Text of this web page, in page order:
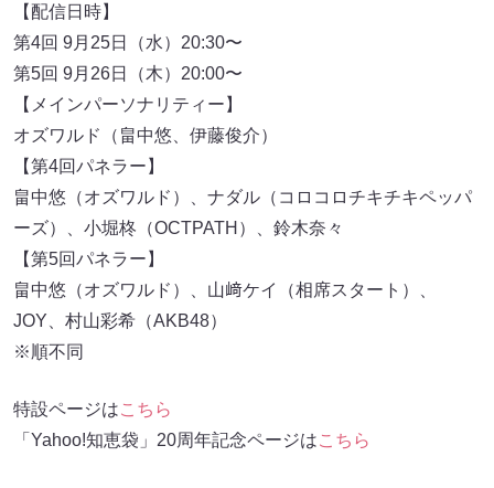
【配信日時】
第4回 9月25日（水）20:30〜
第5回 9月26日（木）20:00〜
【メインパーソナリティー】
オズワルド（畠中悠、伊藤俊介）
【第4回パネラー】
畠中悠（オズワルド）、ナダル（コロコロチキチキペッパ
ーズ）、小堀柊（OCTPATH）、鈴木奈々
【第5回パネラー】
畠中悠（オズワルド）、山﨑ケイ（相席スタート）、
JOY、村山彩希（AKB48）
※順不同
特設ページはこちら
「Yahoo!知恵袋」20周年記念ページはこちら